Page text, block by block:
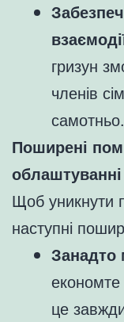
гризун
членів
самотньо.
Поширені
облаштуванні
Щоб уникнути
наступні
Занадто
економте
це